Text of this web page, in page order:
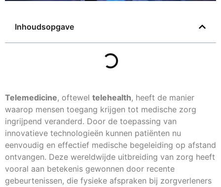
Inhoudsopgave
Telemedicine, oftewel telehealth, heeft de manier
waarop mensen toegang krijgen tot medische zorg
ingrijpend veranderd. Door de toepassing van
innovatieve technologieën kunnen patiënten nu
eenvoudig en effectief medische begeleiding op afstand
ontvangen. Deze wereldwijde uitbreiding van zorg heeft
vooral aan betekenis gewonnen door recente
gebeurtenissen, die fysieke afspraken bij zorgverleners